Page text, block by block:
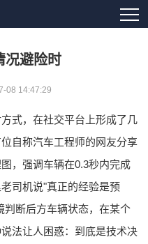
况避险时
08 14:47:29
式，在社交平台上形成了几
自称汽车工程师的网友分享
，强调车辆在0.3秒内完成
司机说"真正的经验是预
判断后方车辆状态，在某个
法让人困惑：到底是技术决